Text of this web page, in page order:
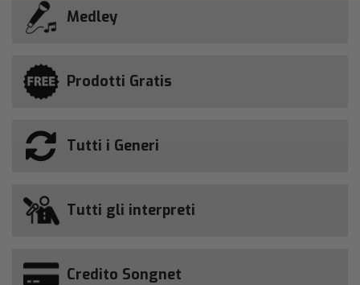
Medley
Prodotti Gratis
Tutti i Generi
Tutti gli interpreti
Credito Songnet